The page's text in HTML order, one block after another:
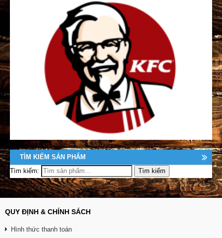
TÌM KIẾM SẢN PHẨM
Tìm kiếm:
QUY ĐỊNH & CHÍNH SÁCH
Hình thức thanh toán